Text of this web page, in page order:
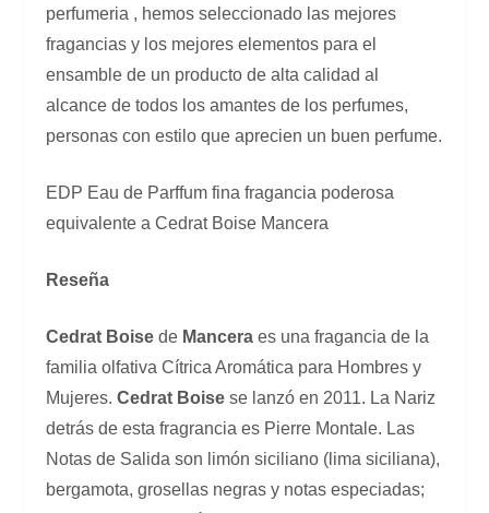
perfumeria , hemos seleccionado las mejores
fragancias y los mejores elementos para el
ensamble de un producto de alta calidad al
alcance de todos los amantes de los perfumes,
personas con estilo que aprecien un buen perfume.
EDP Eau de Parffum fina fragancia poderosa
equivalente a Cedrat Boise Mancera
Reseña
Cedrat Boise de Mancera es una fragancia de la
familia olfativa Cítrica Aromática para Hombres y
Mujeres.Cedrat Boise se lanzó en 2011. La Nariz
detrás de esta fragrancia es Pierre Montale. Las
Notas de Salida son limón siciliano (lima siciliana),
bergamota, grosellas negras y notas especiadas;